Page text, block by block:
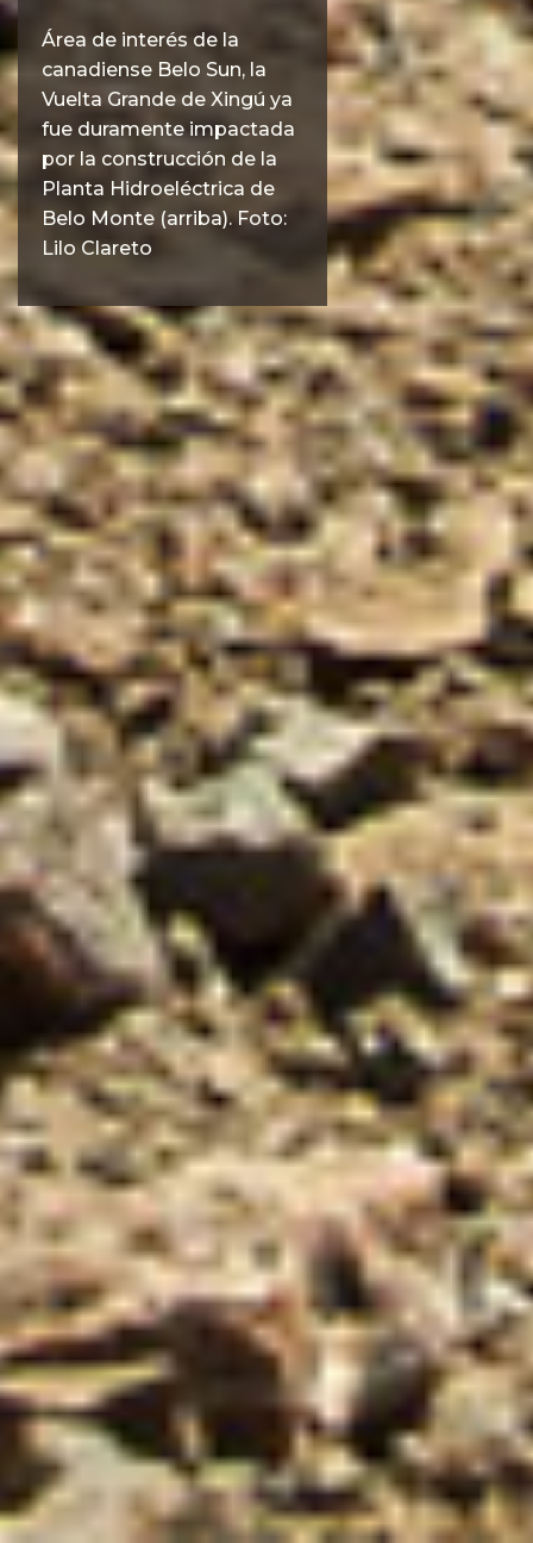
Área de interés de la
canadiense Belo Sun, la
Vuelta Grande de Xingú ya
fue duramente impactada
por la construcción de la
Planta Hidroeléctrica de
Belo Monte (arriba). Foto:
Lilo Clareto